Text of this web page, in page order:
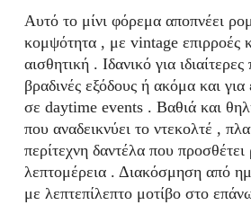
Αυτό το μίνι φόρεμα αποπνέει
κομψότητα , με vintage επιρροές
αισθητική . Ιδανικό για
βραδινές εξόδους ή ακόμα και
σε daytime events . Βαθιά και
που αναδεικνύει το ντεκολτέ ,
περίτεχνη δαντέλα που
λεπτομέρεια . Διακόσμηση από
με λεπτεπίλεπτο μοτίβο στο